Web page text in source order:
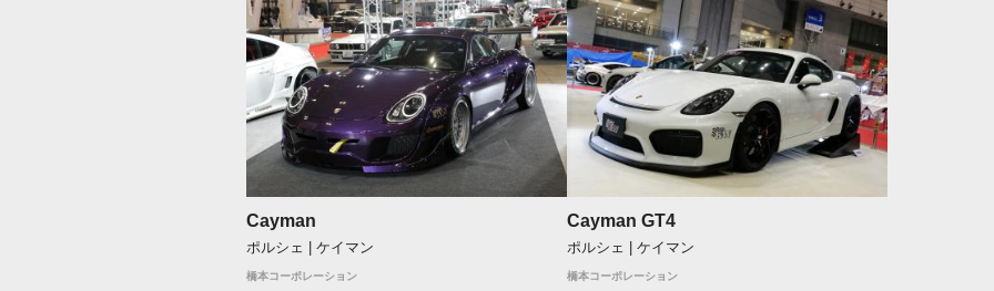
Cayman
ポルシェ | ケイマン
橋本コーポレーション
Cayman GT4
ポルシェ | ケイマン
橋本コーポレーション